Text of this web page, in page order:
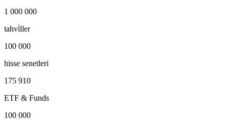
1 000 000
tahvi̇ller
100 000
hisse senetleri
175 910
ETF & Funds
100 000